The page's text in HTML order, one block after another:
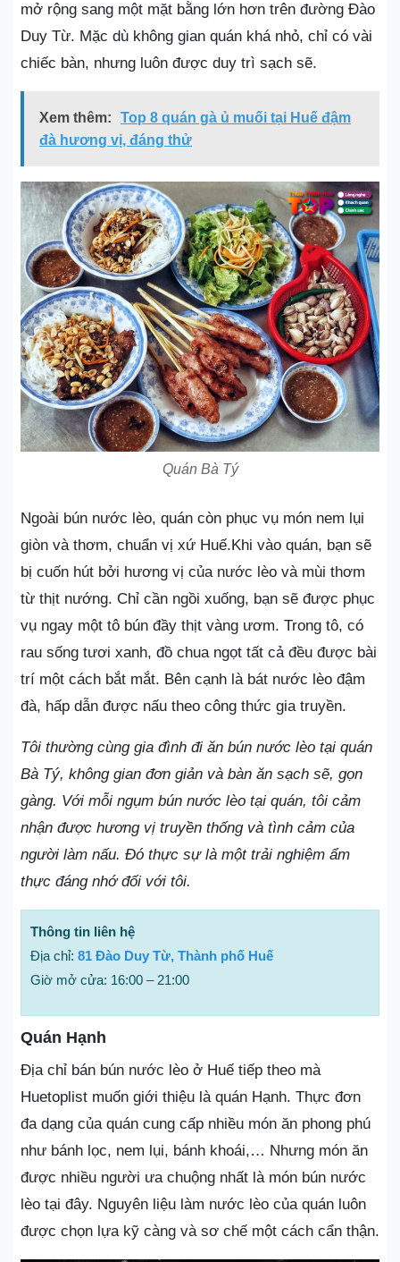
mở rộng sang một mặt bằng lớn hơn trên đường Đào
Duy Từ. Mặc dù không gian quán khá nhỏ, chỉ có vài
chiếc bàn, nhưng luôn được duy trì sạch sẽ.
Xem thêm:
Top 8 quán gà ủ muối tại Huế đậm
đà hương vị, đáng thử
Quán Bà Tý
Ngoài bún nước lèo, quán còn phục vụ món nem lụi
giòn và thơm, chuẩn vị xứ Huế.Khi vào quán, bạn sẽ
bị cuốn hút bởi hương vị của nước lèo và mùi thơm
từ thịt nướng. Chỉ cần ngồi xuống, bạn sẽ được phục
vụ ngay một tô bún đầy thịt vàng ươm. Trong tô, có
rau sống tươi xanh, đồ chua ngọt tất cả đều được bài
trí một cách bắt mắt. Bên cạnh là bát nước lèo đậm
đà, hấp dẫn được nấu theo công thức gia truyền.
Tôi thường cùng gia đình đi ăn bún nước lèo tại quán
Bà Tý, không gian đơn giản và bàn ăn sạch sẽ, gọn
gàng. Với mỗi ngụm bún nước lèo tại quán, tôi cảm
nhận được hương vị truyền thống và tình cảm của
người làm nấu. Đó thực sự là một trải nghiệm ẩm
thực đáng nhớ đối với tôi.
Thông tin liên hệ
Địa chỉ: 81 Đào Duy Từ, Thành phố Huế
Giờ mở cửa: 16:00 – 21:00
Quán Hạnh
Địa chỉ bán bún nước lèo ở Huế tiếp theo mà
Huetoplist muốn giới thiệu là quán Hạnh. Thực đơn
đa dạng của quán cung cấp nhiều món ăn phong phú
như bánh lọc, nem lụi, bánh khoái,… Nhưng món ăn
được nhiều người ưa chuộng nhất là món bún nước
lèo tại đây. Nguyên liệu làm nước lèo của quán luôn
được chọn lựa kỹ càng và sơ chế một cách cẩn thận.